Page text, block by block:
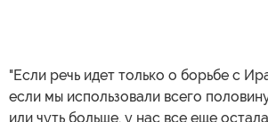
"Если речь идет только о борьбе с
если мы использовали всего
или чуть больше, у нас все еще